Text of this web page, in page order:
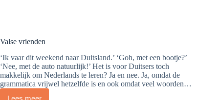
Valse vrienden
‘Ik vaar dit weekend naar Duitsland.’ ‘Goh, met een bootje?’
‘Nee, met de auto natuurlijk!’ Het is voor Duitsers toch
makkelijk om Nederlands te leren? Ja en nee. Ja, omdat de
grammatica vrijwel hetzelfde is en ook omdat veel woorden…
Lees meer